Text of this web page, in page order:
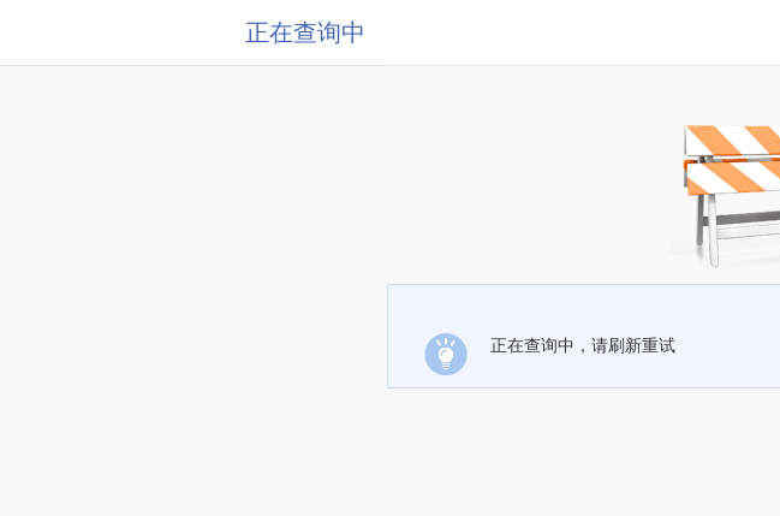
正在查询中
正在查询中，请刷新重试